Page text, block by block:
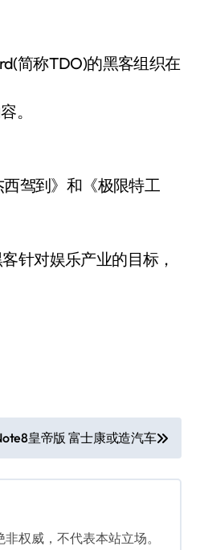
简称TDO)的黑客组织在
。
驾到》和《极限特工
针对娱乐产业的目标，
皇帝版 富士康或造汽车
权威，不代表本站立场。